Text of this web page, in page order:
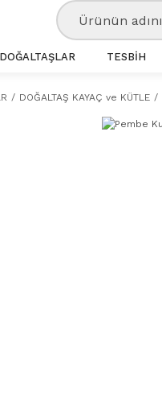
DOĞALTAŞLAR TESBİH
DOĞALTAŞ KAYAÇ ve KÜTLE